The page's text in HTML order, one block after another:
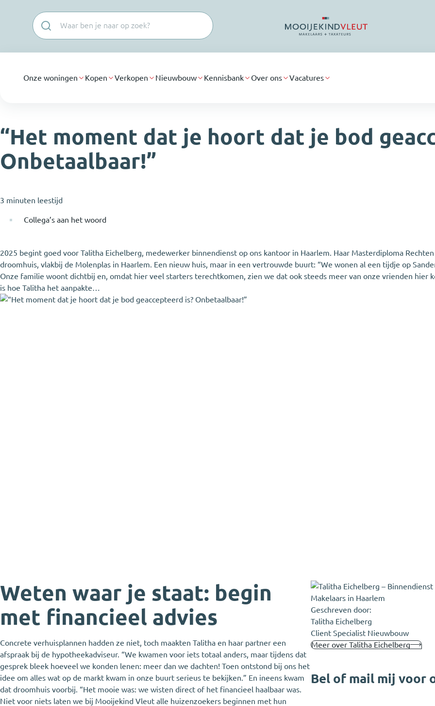
Onze woningen Kopen Verkopen Nieuwbouw Kennisbank Over ons Vacatures
“Het moment dat je hoort dat je bod
Onbetaalbaar!”
3 minuten leestijd
Collega’s aan het woord
2025 begint goed voor Talitha Eichelberg, medewerker binnendienst op ons kantoor in Haarlem. Haar Masterdiploma
droomhuis, vlakbij de Molenplas in Haarlem. Een nieuw huis, maar in een vertrouwde buurt: “We wonen al een tijdje op
Onze familie woont dichtbij en, omdat hier veel starters terechtkomen, zien we dat ook steeds meer van onze vrienden hier
is hoe Talitha het aanpakte…
Weten waar je staat: begin
met financieel advies
Concrete verhuisplannen hadden ze niet, toch maakten Talitha en haar partner een
afspraak bij de hypotheekadviseur. “We kwamen voor iets totaal anders, maar tijdens dat
gesprek bleek hoeveel we konden lenen: meer dan we dachten! Toen ontstond bij ons het
idee om alles wat op de markt kwam in onze buurt serieus te bekijken.” En ineens kwam
dat droomhuis voorbij. “Het mooie was: we wisten direct of het financieel haalbaar was.
Niet voor niets laten we bij Mooijekind Vleut alle huizenzoekers beginnen met hun
Geschreven door:
Talitha Eichelberg
Client Specialist Nieuwbouw
Meer over Talitha Eichelberg
Bel of mail mij voor